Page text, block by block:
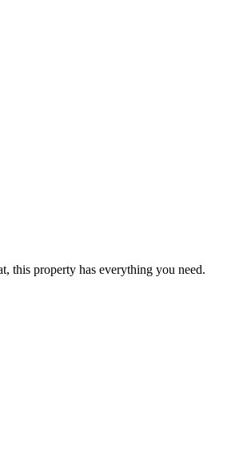
this property has everything you need.